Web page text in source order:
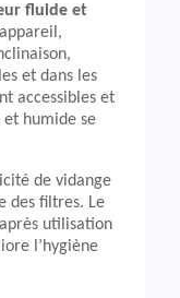
fluide et
et dans les
accessibles et
humide se
de vidange
des filtres. Le
utilisation
l’hygiène